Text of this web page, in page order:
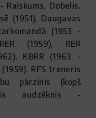
Raiskums, Dobelis.
(1951), Daugavas
(1953 -
(1959), RER
KBRR (1963 -
RFS treneris
pārzinis (kopš
audzēknis -